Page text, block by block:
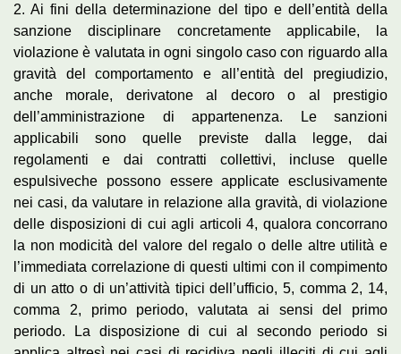
2. Ai fini della determinazione del tipo e dell’entità della
sanzione disciplinare concretamente applicabile, la
violazione è valutata in ogni singolo caso con riguardo alla
gravità del comportamento e all’entità del pregiudizio,
anche morale, derivatone al decoro o al prestigio
dell’amministrazione di appartenenza. Le sanzioni
applicabili sono quelle previste dalla legge, dai
regolamenti e dai contratti collettivi, incluse quelle
espulsiveche possono essere applicate esclusivamente
nei casi, da valutare in relazione alla gravità, di violazione
delle disposizioni di cui agli articoli 4, qualora concorrano
la non modicità del valore del regalo o delle altre utilità e
l’immediata correlazione di questi ultimi con il compimento
di un atto o di un’attività tipici dell’ufficio, 5, comma 2, 14,
comma 2, primo periodo, valutata ai sensi del primo
periodo. La disposizione di cui al secondo periodo si